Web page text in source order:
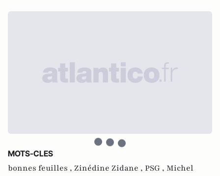
MOTS-CLES
bonnes feuilles , Zinédine Zidane , PSG , Michel